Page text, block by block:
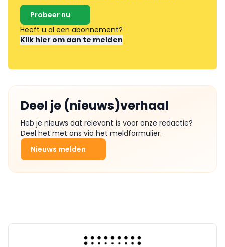
Probeer nu
Heeft u al een abonnement?
Klik hier om aan te melden
Deel je (nieuws)verhaal
Heb je nieuws dat relevant is voor onze redactie?
Deel het met ons via het meldformulier.
Nieuws melden